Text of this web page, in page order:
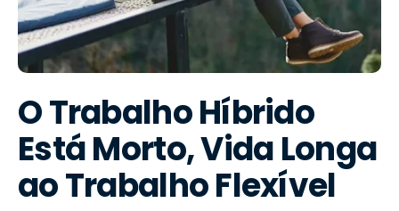
O Trabalho Híbrido
Está Morto, Vida Longa
ao Trabalho Flexível